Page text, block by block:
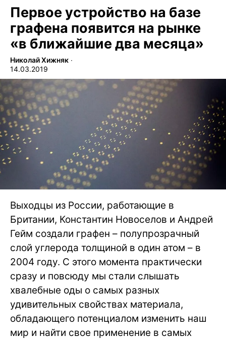
Первое устройство на базе
графена появится на рынке
«в ближайшие два месяца»
Николай Хижняк ∙
14.03.2019
Выходцы из России, работающие в
Британии, Константин Новоселов и Андрей
Гейм создали графен – полупрозрачный
слой углерода толщиной в один атом – в
2004 году. С этого момента практически
сразу и повсюду мы стали слышать
хвалебные оды о самых разных
удивительных свойствах материала,
обладающего потенциалом изменить наш
мир и найти свое применение в самых